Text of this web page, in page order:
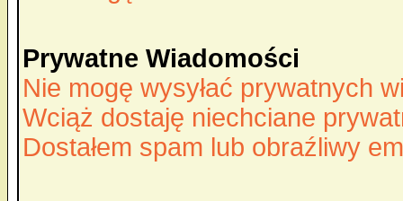
Prywatne Wiadomości
Nie mogę wysyłać prywatnych
Wciąż dostaję niechciane
Dostałem spam lub obraźliwy